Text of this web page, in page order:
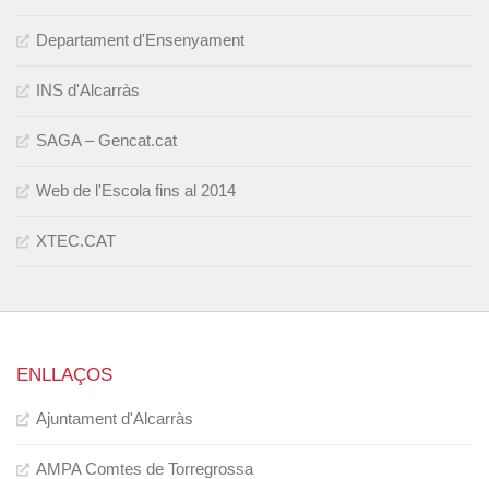
Departament d'Ensenyament
INS d'Alcarràs
SAGA – Gencat.cat
Web de l'Escola fins al 2014
XTEC.CAT
ENLLAÇOS
Ajuntament d'Alcarràs
AMPA Comtes de Torregrossa